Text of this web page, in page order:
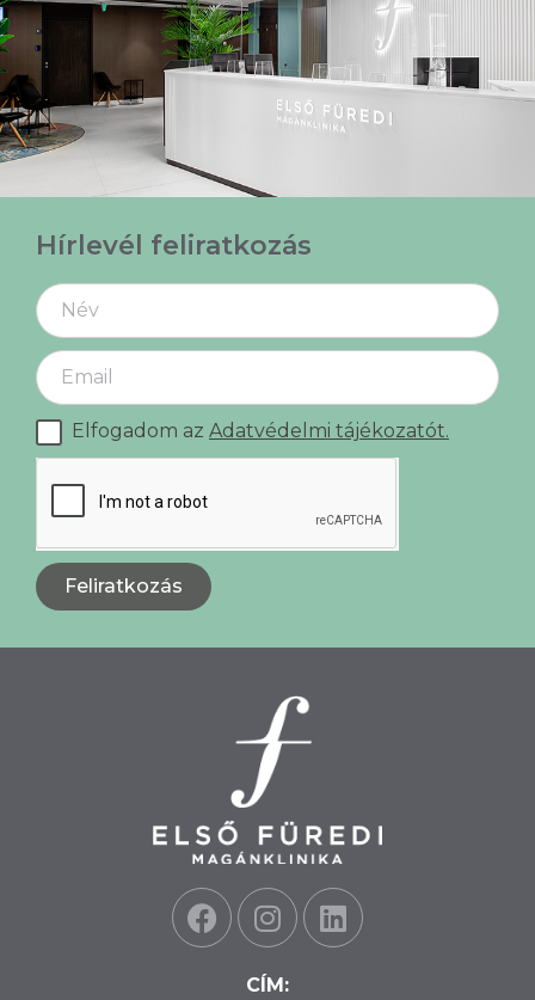
Hírlevél feliratkozás
Elfogadom az Adatvédelmi tájékozatót.
Feliratkozás
CÍM: